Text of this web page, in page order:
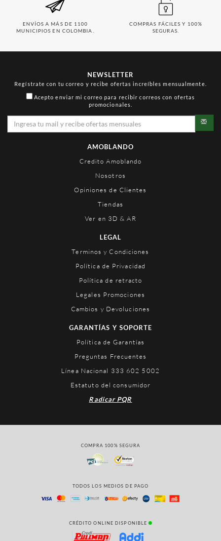
ENVÍOS A MÁS DE 1100
MUNICIPIOS EN COLOMBIA.
COMPRAS FÁCILES Y 100%
SEGURAS.
NEWSLETTER
Regístrate con tu correo y recibe ofertas increíbles mensualmente.
Acepto enviar mi correo para recibir correos con ofertas
promocionales.
AMOBLANDO
Credito Amoblando
Nosotros
Opiniones de Clientes
Tiendas
Ver en 3D & AR
LEGAL
Terminos y Condiciones
Política de Privacidad
Política de retracto
Legales Promociones
Cambios y Devoluciones
GARANTÍAS Y SOPORTE
Política de Garantías
Preguntas Frecuentes
Línea Nacional 333 602 5002
Estatuto del consumidor
Radicar PQR
COMPRA 100% SEGURA
TODOS LOS MEDIOS DE PAGO
CRÉDITO ONLINE DISPONIBLE